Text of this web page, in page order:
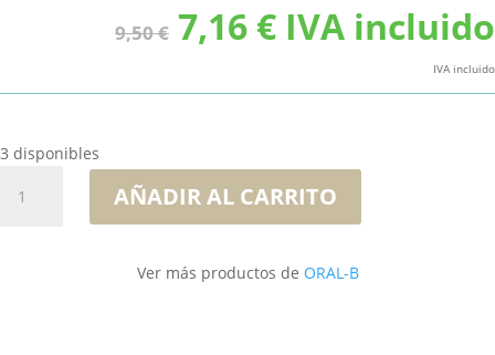
9,50€ El
precio
era:
7,16 €El
precio
es:
IVA incluido
IVA incluido
3 disponibles
AÑADIR AL CARRITO
Ver más productos de ORAL-B